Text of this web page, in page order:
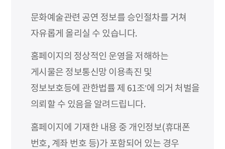
문화예술관련 공연 정보를 승인절차를 거쳐
자유롭게 올리실 수 있습니다.
홈페이지의 정상적인 운영을 저해하는
게시물은 정보통신망 이용촉진 및
정보보호등에 관한법률 제 61조’에 의거 처벌을
의뢰할 수 있음을 알려드립니다.
홈페이지에 기재한 내용 중 개인정보(휴대폰
번호, 계좌 번호 등)가 포함되어 있는 경우